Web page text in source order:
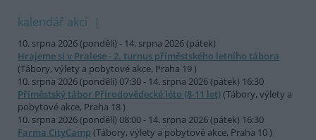
kalendář akcí
10. srpna 2026 (pondělí) - 14. srpna 2026 (pátek)
Hrajeme si v Pralese - 2. turnus příměstského letního tábora
(Tábory, výlety a pobytové akce, Praha 19 )
10. srpna 2026 (pondělí) 07:30 - 14. srpna 2026 (pátek) 16:30
Příměstský tábor Přírodovědecké léto (8-11 let)(Tábory, výlety a
pobytové akce, Praha 18 )
10. srpna 2026 (pondělí) 08:00 - 14. srpna 2026 (pátek) 16:30
Farma CityCamp (Tábory, výlety a pobytové akce, Praha 10 )